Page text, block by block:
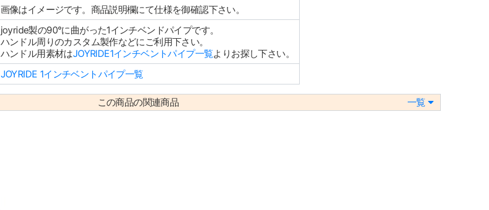
画像はイメージです。商品説明欄にて仕様を御確認下さい。
joyride製の90°に曲がった1インチベンドパイプです。
ハンドル周りのカスタム製作などにご利用下さい。
ハンドル用素材はJOYRIDE1インチベントパイプ一覧よりお探し下さい。
JOYRIDE 1インチベントパイプ一覧
この商品の関連商品 一覧